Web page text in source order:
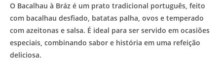
O Bacalhau à Bráz é um prato tradicional português, feito
com bacalhau desfiado, batatas palha, ovos e temperado
com azeitonas e salsa. É ideal para ser servido em ocasiões
especiais, combinando sabor e história em uma refeição
deliciosa.